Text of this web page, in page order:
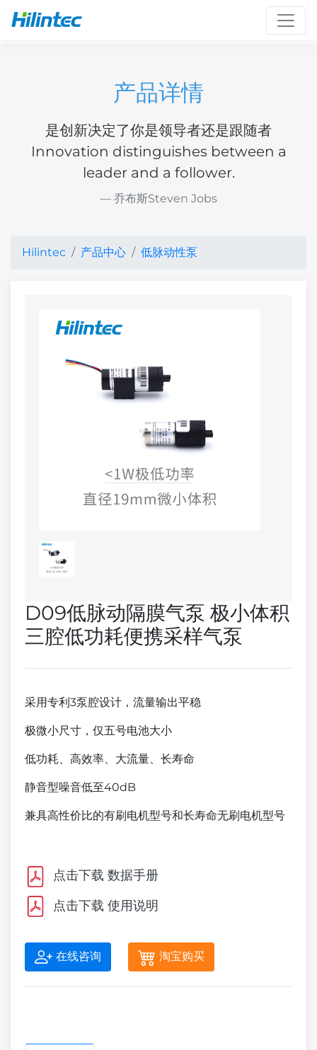
产品详情
是创新决定了你是领导者还是跟随者
Innovation distinguishes between a
leader and a follower.
乔布斯Steven Jobs
Hilintec 产品中心 低脉动性泵
D09低脉动隔膜气泵 极小体积
三腔低功耗便携采样气泵
采用专利3泵腔设计，流量输出平稳
极微小尺寸，仅五号电池大小
低功耗、高效率、大流量、长寿命
静音型噪音低至40dB
兼具高性价比的有刷电机型号和长寿命无刷电机型号
点击下载 数据手册
点击下载 使用说明
在线咨询 淘宝购买